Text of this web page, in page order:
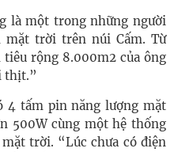
là một trong những người
trời trên núi Cấm. Từ
rộng 8.000m2 của ông
thịt.”
4 tấm pin năng lượng mặt
500W cùng một hệ thống
trời. “Lúc chưa có điện